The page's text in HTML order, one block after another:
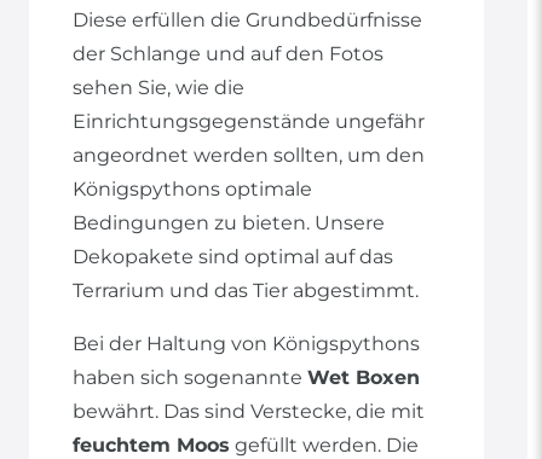
Diese erfüllen die Grundbedürfnisse
der Schlange und auf den Fotos
sehen Sie, wie die
Einrichtungsgegenstände ungefähr
angeordnet werden sollten, um den
Königspythons optimale
Bedingungen zu bieten. Unsere
Dekopakete sind optimal auf das
Terrarium und das Tier abgestimmt.
Bei der Haltung von Königspythons
haben sich sogenannte Wet Boxen
bewährt. Das sind Verstecke, die mit
feuchtem Moos gefüllt werden. Die